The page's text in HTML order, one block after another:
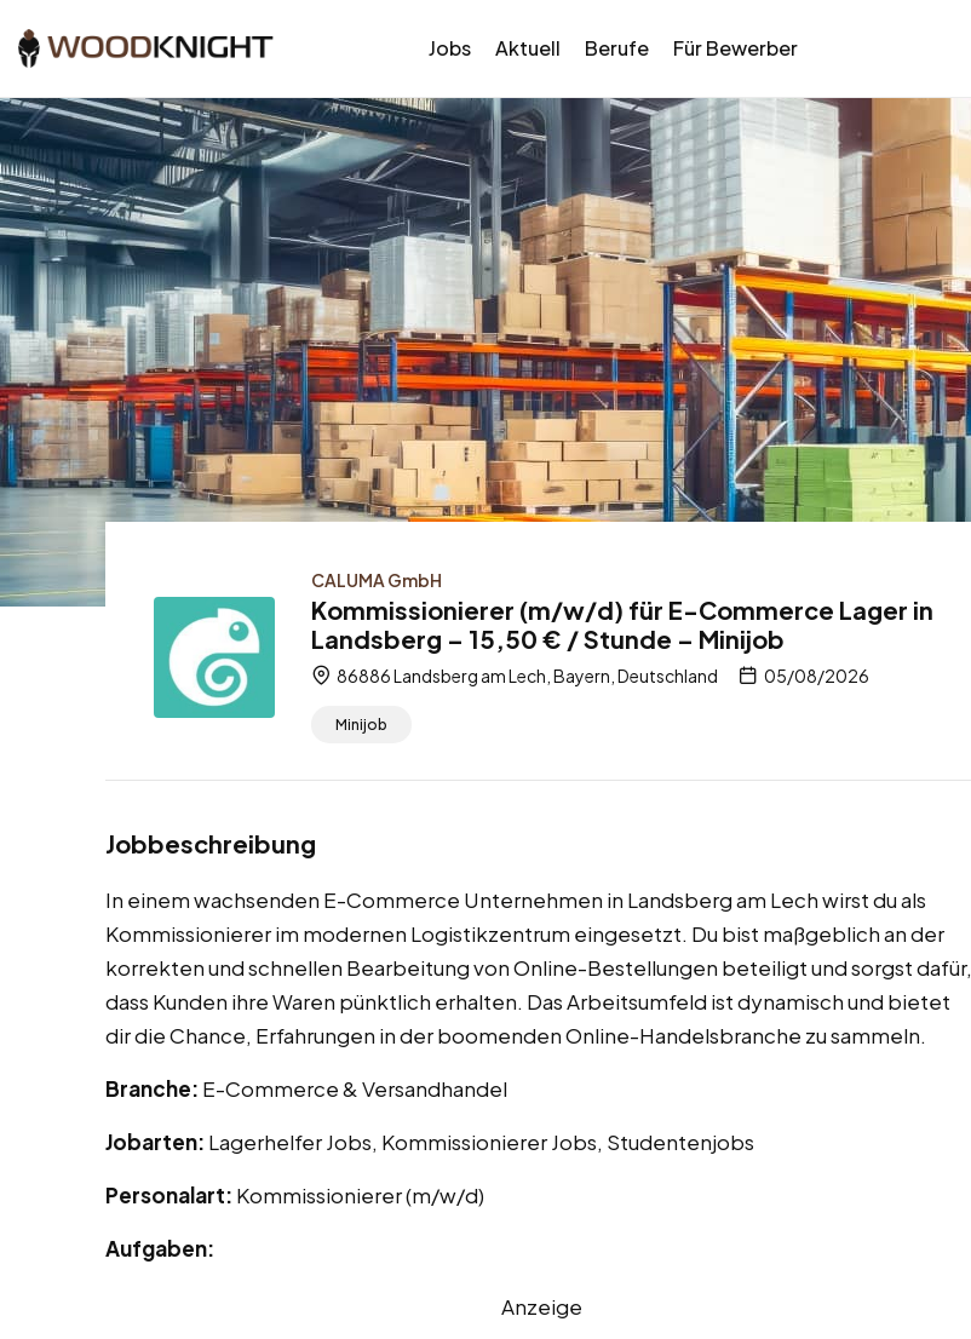
Jobs Aktuell Berufe Für Bewerber
CALUMA GmbH
Kommissionierer (m/w/d) für E-Commerce Lager in
Landsberg – 15,50 € / Stunde – Minijob
86886 Landsberg am Lech, Bayern, Deutschland 05/08/2026
Minijob
Jobbeschreibung
In einem wachsenden E-Commerce Unternehmen in Landsberg am Lech wirst du als
Kommissionierer im modernen Logistikzentrum eingesetzt. Du bist maßgeblich an der
korrekten und schnellen Bearbeitung von Online-Bestellungen beteiligt und sorgst dafür,
dass Kunden ihre Waren pünktlich erhalten. Das Arbeitsumfeld ist dynamisch und bietet
dir die Chance, Erfahrungen in der boomenden Online-Handelsbranche zu sammeln.
Branche: E-Commerce & Versandhandel
Jobarten: Lagerhelfer Jobs, Kommissionierer Jobs, Studentenjobs
Personalart: Kommissionierer (m/w/d)
Aufgaben:
Anzeige